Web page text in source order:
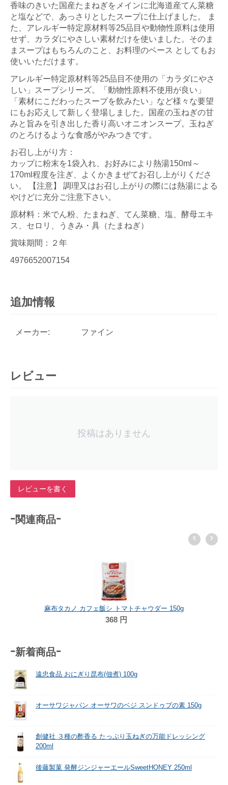
香味のきいた国産たまねぎをメインに北海道産てん菜糖
と塩などで、あっさりとしたスープに仕上げました。 ま
た、アレルギー特定原材料等25品目や動物性原料は使用
せず、カラダにやさしい素材だけを使いました。そのま
まスープはもちろんのこと、お料理のベース としてもお
使いいただけます。
アレルギー特定原材料等25品目不使用の「カラダにやさ
しい」スープシリーズ。「動物性原料不使用が良い」
「素材にこだわったスープを飲みたい」など様々な要望
にもお応えして新しく登場しました。国産の玉ねぎの甘
みと旨みを引き出した香り高いオニオンスープ。玉ねぎ
のとろけるような食感がやみつきです。
お召し上がり方：
カップに粉末を1袋入れ、お好みにより熱湯150ml～
170ml程度を注ぎ、よくかきまぜてお召し上がりくださ
い。 【注意】 調理又はお召し上がりの際には熱湯による
やけどに充分ご注意下さい。
原材料：米でん粉、たまねぎ、てん菜糖、塩、酵母エキ
ス、セロリ、うきみ・具（たまねぎ）
賞味期間：２年
4976652007154
追加情報
メーカー: ファイン
レビュー
投稿はありません
レビューを書く
-関連商品-
麻布タカノ カフェ飯シ トマトチャウダー 150g
368 円
-新着商品-
遠忠食品 おにぎり昆布(佃煮) 100g
オーサワジャパン オーサワのベジ スンドゥブの素 150g
創健社 ３種の酢香る たっぷり玉ねぎの万能ドレッシング
200ml
後藤製菓 発酵ジンジャーエールSweetHONEY 250ml